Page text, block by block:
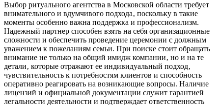
Выбор ритуального агентства в Московской области требует
внимательного и вдумчивого подхода‚ поскольку в такие
моменты особенно важна поддержка и профессионализм.
Надежный партнер способен взять на себя организационные
сложности и обеспечить проведение церемонии с должным
уважением к пожеланиям семьи. При поиске стоит обращать
внимание не только на общий имидж компании‚ но и на те
детали‚ которые отражают ее индивидуальный подход‚
чувствительность к потребностям клиентов и способность
оперативно реагировать на возникающие вопросы. Наличие
лицензий и официальной документации служит гарантией
легальности деятельности и подтверждает ответственность